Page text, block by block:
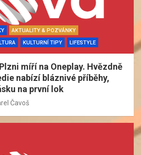
AKTUALITY & POZVÁNKY
KULTURNÍ TIPY LIFESTYLE
míří na Oneplay. Hvězdně
nabízí bláznivé příběhy,
na první lok
Čavoš